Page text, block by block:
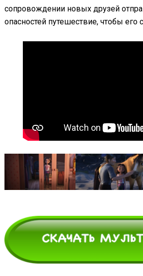
сопровождении новых друзей
опасностей путешествие, чтобы его